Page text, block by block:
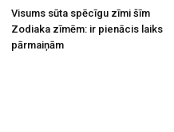
Visums sūta spēcīgu zīmi šīm
Zodiaka zīmēm: ir pienācis laiks
pārmaiņām